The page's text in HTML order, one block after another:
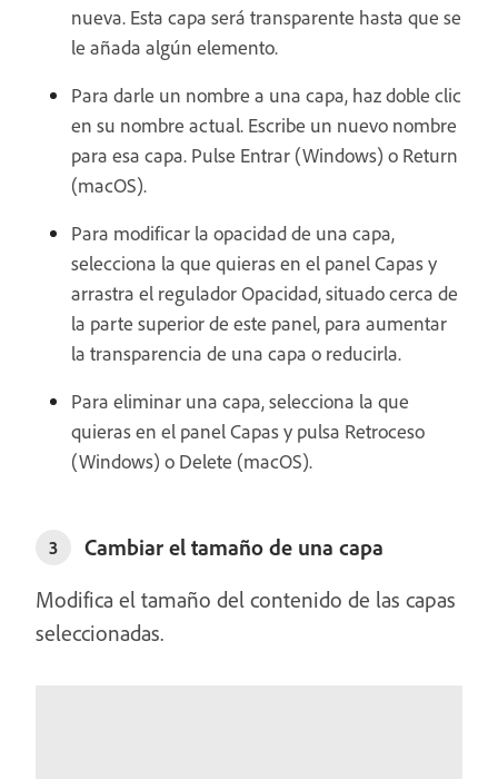
nueva. Esta capa será transparente hasta que se
le añada algún elemento.
Para darle un nombre a una capa, haz doble clic
en su nombre actual. Escribe un nuevo nombre
para esa capa. Pulse Entrar (Windows) o Return
(macOS).
Para modificar la opacidad de una capa,
selecciona la que quieras en el panel Capas y
arrastra el regulador Opacidad, situado cerca de
la parte superior de este panel, para aumentar
la transparencia de una capa o reducirla.
Para eliminar una capa, selecciona la que
quieras en el panel Capas y pulsa Retroceso
(Windows) o Delete (macOS).
3
Cambiar el tamaño de una capa
Modifica el tamaño del contenido de las capas
seleccionadas.